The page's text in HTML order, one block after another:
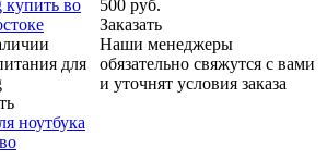
купить во
для
500 руб.
Заказать
Наши менеджеры
обязательно свяжутся с вами
и уточнят условия заказа
ноутбука